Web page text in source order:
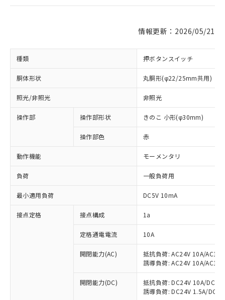
情報更新：2026/05/21
種類 押ボタンスイッチ
胴体形状 丸胴形(φ22/25mm共用)
照光/非照光 非照光
操作部 操作部形状 きのこ 小形(φ30mm)
操作部色 赤
動作機能 モーメンタリ
負荷 一般負荷用
最小適用負荷 DC5V 10mA
接点定格 接点構成 1a
定格通電電流 10A
開閉能力(AC)
抵抗負荷: AC24V 10A/
誘導負荷: AC24V 10A/
開閉能力(DC)
抵抗負荷: DC24V 10A/
誘導負荷: DC24V 1.5A/
ご利用条件
※1 対応状況
対応済み：EU RoHS指令（10物質）の
非含有に対応した製品が提供可能な商品で
対応予定：EU RoHS指令（10物質）の非含
有に対応した製品に切り替える予定のある
対応予定なし：EU RoHS指令（10物質）の